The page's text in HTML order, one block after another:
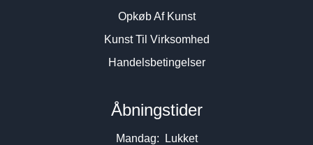
Opkøb Af Kunst
Kunst Til Virksomhed
Handelsbetingelser
Åbningstider
Mandag: Lukket